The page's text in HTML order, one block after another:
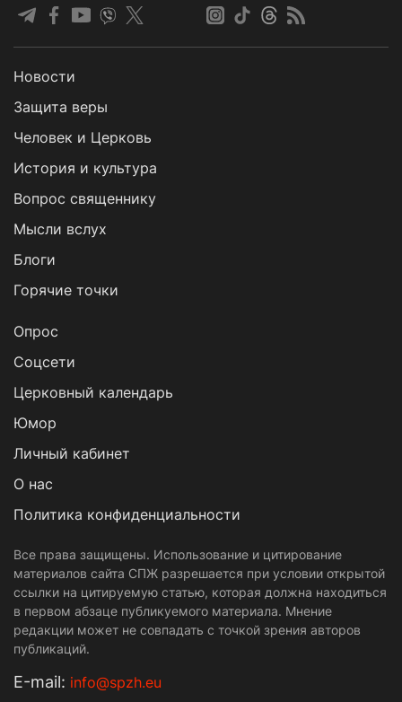
Новости
Защита веры
Человек и Церковь
История и культура
Вопрос священнику
Мысли вслух
Блоги
Горячие точки
Опрос
Cоцсети
Церковный календарь
Юмор
Личный кабинет
О нас
Политика конфиденциальности
Все права защищены. Использование и цитирование
материалов сайта СПЖ разрешается при условии открытой
ссылки на цитируемую статью, которая должна находиться
в первом абзаце публикуемого материала. Мнение
редакции может не совпадать с точкой зрения авторов
публикаций.
Е-mail: info@spzh.eu